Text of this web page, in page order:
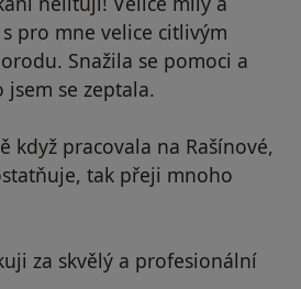
pro mne velice citlivým
Snažila se pomoci a
jsem se zeptala.
když pracovala na Rašínové,
tak přeji mnoho
za skvělý a profesionální